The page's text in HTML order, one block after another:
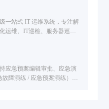
等企业，助力提升运维效
一站式 IT 运维系统，专注解
运维、IT巡检、服务器巡
稳定。
应急预案编辑审批、应急演
障演练 / 应急预案演练）全